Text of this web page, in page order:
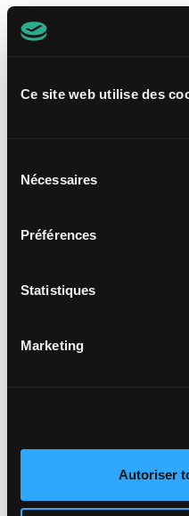
Ce site web utilise des
Nécessaires
Préférences
Statistiques
Marketing
Autoriser
objectifs. Prendre
Partage et
L’animation de